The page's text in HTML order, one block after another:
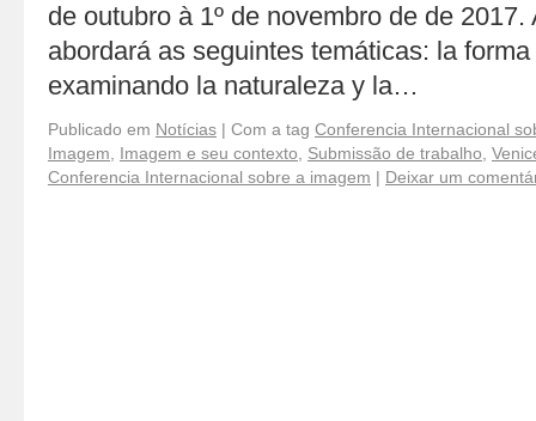
de outubro à 1º de novembro de de 2017.
abordará as seguintes temáticas: la
examinando la naturaleza y la…
Publicado em Notícias | Com a tag Conferencia Internacional
Imagem
Imagem e seu contexto Submissão de trabalho
Conferencia Internacional sobre a imagem | Deixar um